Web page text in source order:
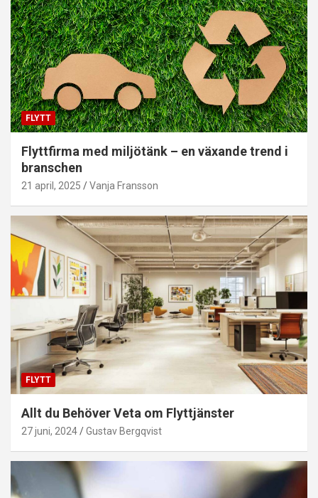
FLYTT
Flyttfirma med miljötänk – en växande trend i
branschen
21 april, 2025 Vanja Fransson
FLYTT
Allt du Behöver Veta om Flyttjänster
27 juni, 2024 Gustav Bergqvist